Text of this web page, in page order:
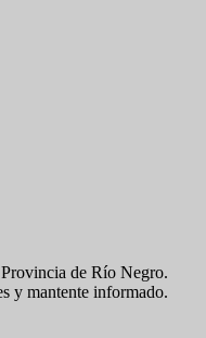
de Río Negro.
y mantente informado.